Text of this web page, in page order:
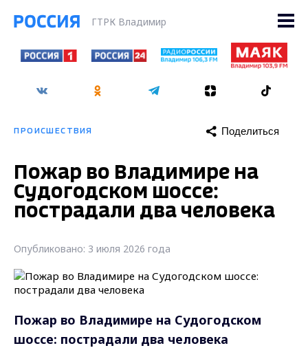
ГТРК Владимир
ПРОИСШЕСТВИЯ Поделиться
Пожар во Владимире на
Судогодском шоссе:
пострадали два человека
Опубликовано: 3 июля 2026 года
Пожар во Владимире на Судогодском
шоссе: пострадали два человека